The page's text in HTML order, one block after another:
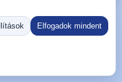
Elfogadok mindent